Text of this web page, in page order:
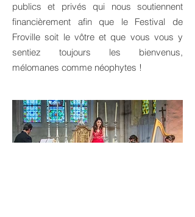
publics et privés qui nous soutiennent
financièrement afin que le Festival de
Froville soit le vôtre et que vous vous y
sentiez toujours les bienvenus,
mélomanes comme néophytes !